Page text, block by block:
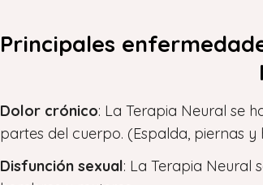
Principales
Dolor crónico: La Terapia Neural se
partes del cuerpo. (Espalda, piernas y
Disfunción sexual: La Terapia Neural